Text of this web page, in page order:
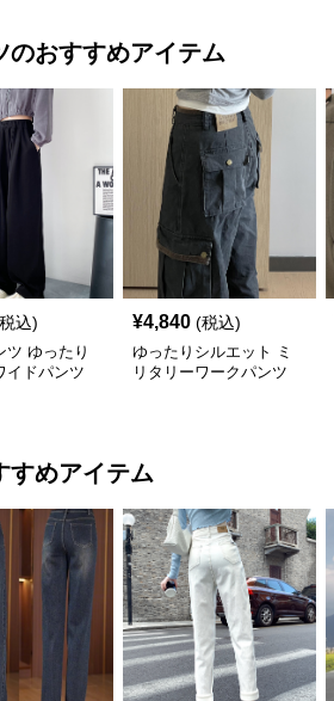
のおすすめアイテム
込)
ツ ゆったり
イドパンツ
¥4,840 (税込)
ゆったりシルエット ミ
リタリーワークパンツ
すめアイテム